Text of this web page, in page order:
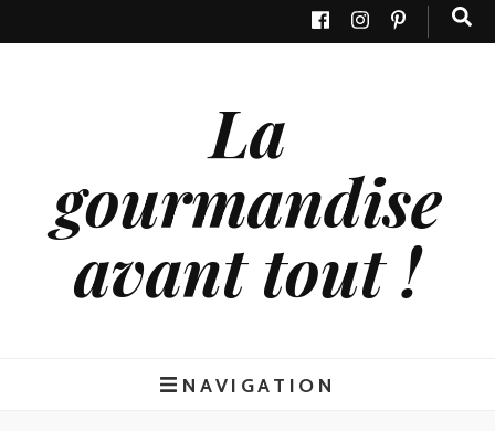
La
gourmandise
avant tout !
NAVIGATION